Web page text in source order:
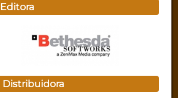
Editora
Distribuidora